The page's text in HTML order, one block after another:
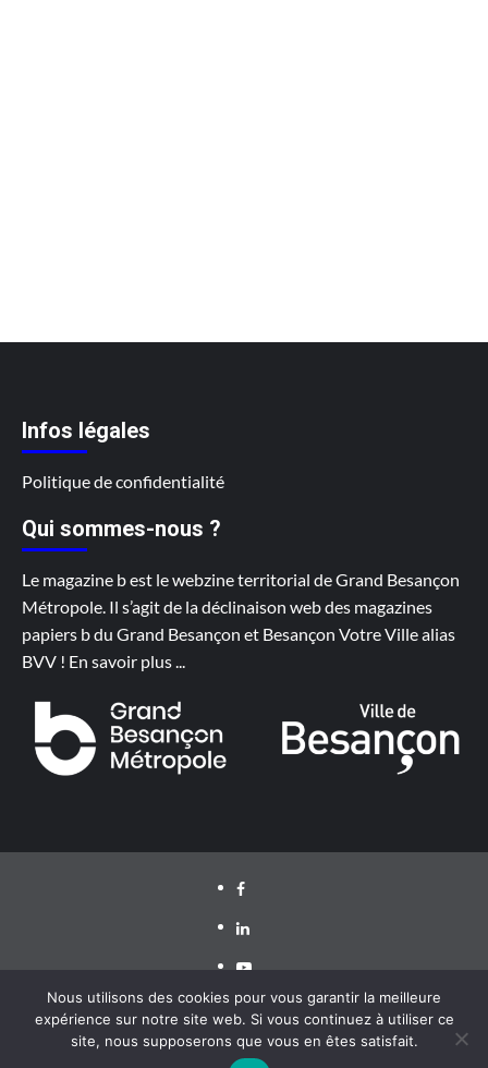
Infos légales
Politique de confidentialité
Qui sommes-nous ?
Le magazine b est le webzine territorial de Grand Besançon
Métropole. Il s’agit de la déclinaison web des magazines
papiers b du Grand Besançon et Besançon Votre Ville alias
BVV ! En savoir plus...
Facebook
LinkedIn
Youtube
Grand Besançon Métropole 2020 ©|CoverNewspar AF
Nous utilisons des cookies pour vous garantir la meilleure
expérience sur notre site web. Si vous continuez à utiliser ce
site, nous supposerons que vous en êtes satisfait.